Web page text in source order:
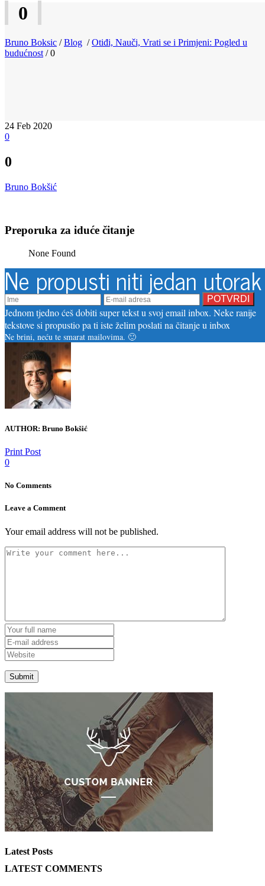
0
Bruno Boksic /Blog /Otiđi, Nauči, Vrati se i Primjeni: Pogled u
budućnost /0
24 Feb 2020
0
0
Bruno Bokšić
Preporuka za iduće čitanje
None Found
Ne propusti niti jedan utorak
Jednom tjedno ćeš dobiti super tekst u svoj email inbox. Neke ranije
tekstove si propustio pa ti iste želim poslati na čitanje u inbox
Ne brini, neću te smarat mailovima. 🙂
AUTHOR: Bruno Bokšić
Print Post
0
No Comments
Leave a Comment
Your email address will not be published.
Latest Posts
LATEST COMMENTS